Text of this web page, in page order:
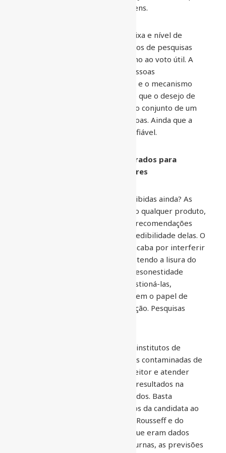
quem tem mandato leva vantagens.
Ao anunciar margem de erro baixa e nível de
confiabilidade de 95% os institutos de pesquisas
acabam por dirigir eleitores rumo ao voto útil. A
questão é psicológica. Poucas pessoas
compreendem o significado real e o mecanismo
utilizado nas pesquisas. Evidente que o desejo de
1,5 mil pessoas não representa o conjunto de um
eleitorado de 2 milhões de pessoas. Ainda que a
estratificação possa parecer confiável.
Pesquisas são produtos comprados para
atender a interesses particulares
Mas por que elas não foram proibidas ainda? As
pesquisas são compradas e como qualquer produto,
quem paga por elas pode fazer recomendações
que deveriam por si só tirar a credibilidade delas. O
problema é que a manipulação acaba por interferir
na decisão do eleitor comprometendo a lisura do
processo. Não enxergar isso é desonestidade
intelectual de quem deveria questioná-las,
especialmente a imprensa que tem o papel de
reportar a verdade para população. Pesquisas
O método utilizado permite aos institutos de
pesquisas dirigirem informações contaminadas de
modo a esconder o desejo do eleitor e atender
interesses não republicanos. Os resultados na
maioria das vezes são corrompidos. Basta
lembrar-se de exemplos como os da candidata ao
senado por Minas Gerais, Dilma Rousseff e do
Governador Antônio Anastasia que eram dados
certos como eleitos. Porém nas urnas, as previsões